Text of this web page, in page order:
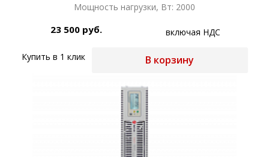
Мощность нагрузки, Вт: 2000
23 500 руб. включая НДС
Купить в 1 клик В корзину